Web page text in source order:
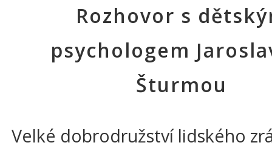
Rozhovor s
psychologem
Šturmou
Velké dobrodružství lidského